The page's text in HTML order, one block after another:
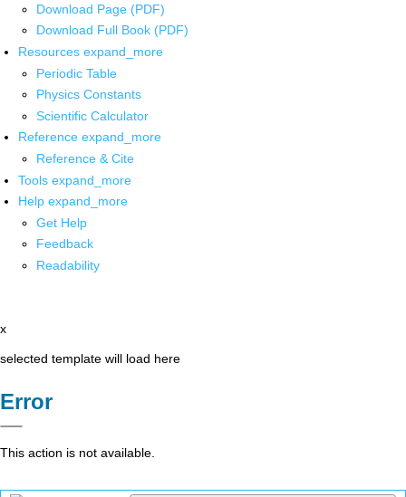
Download Page (PDF)
Download Full Book (PDF)
Resources expand_more
Periodic Table
Physics Constants
Scientific Calculator
Reference expand_more
Reference & Cite
Tools expand_more
Help expand_more
Get Help
Feedback
Readability
x
selected template will load here
Error
This action is not available.